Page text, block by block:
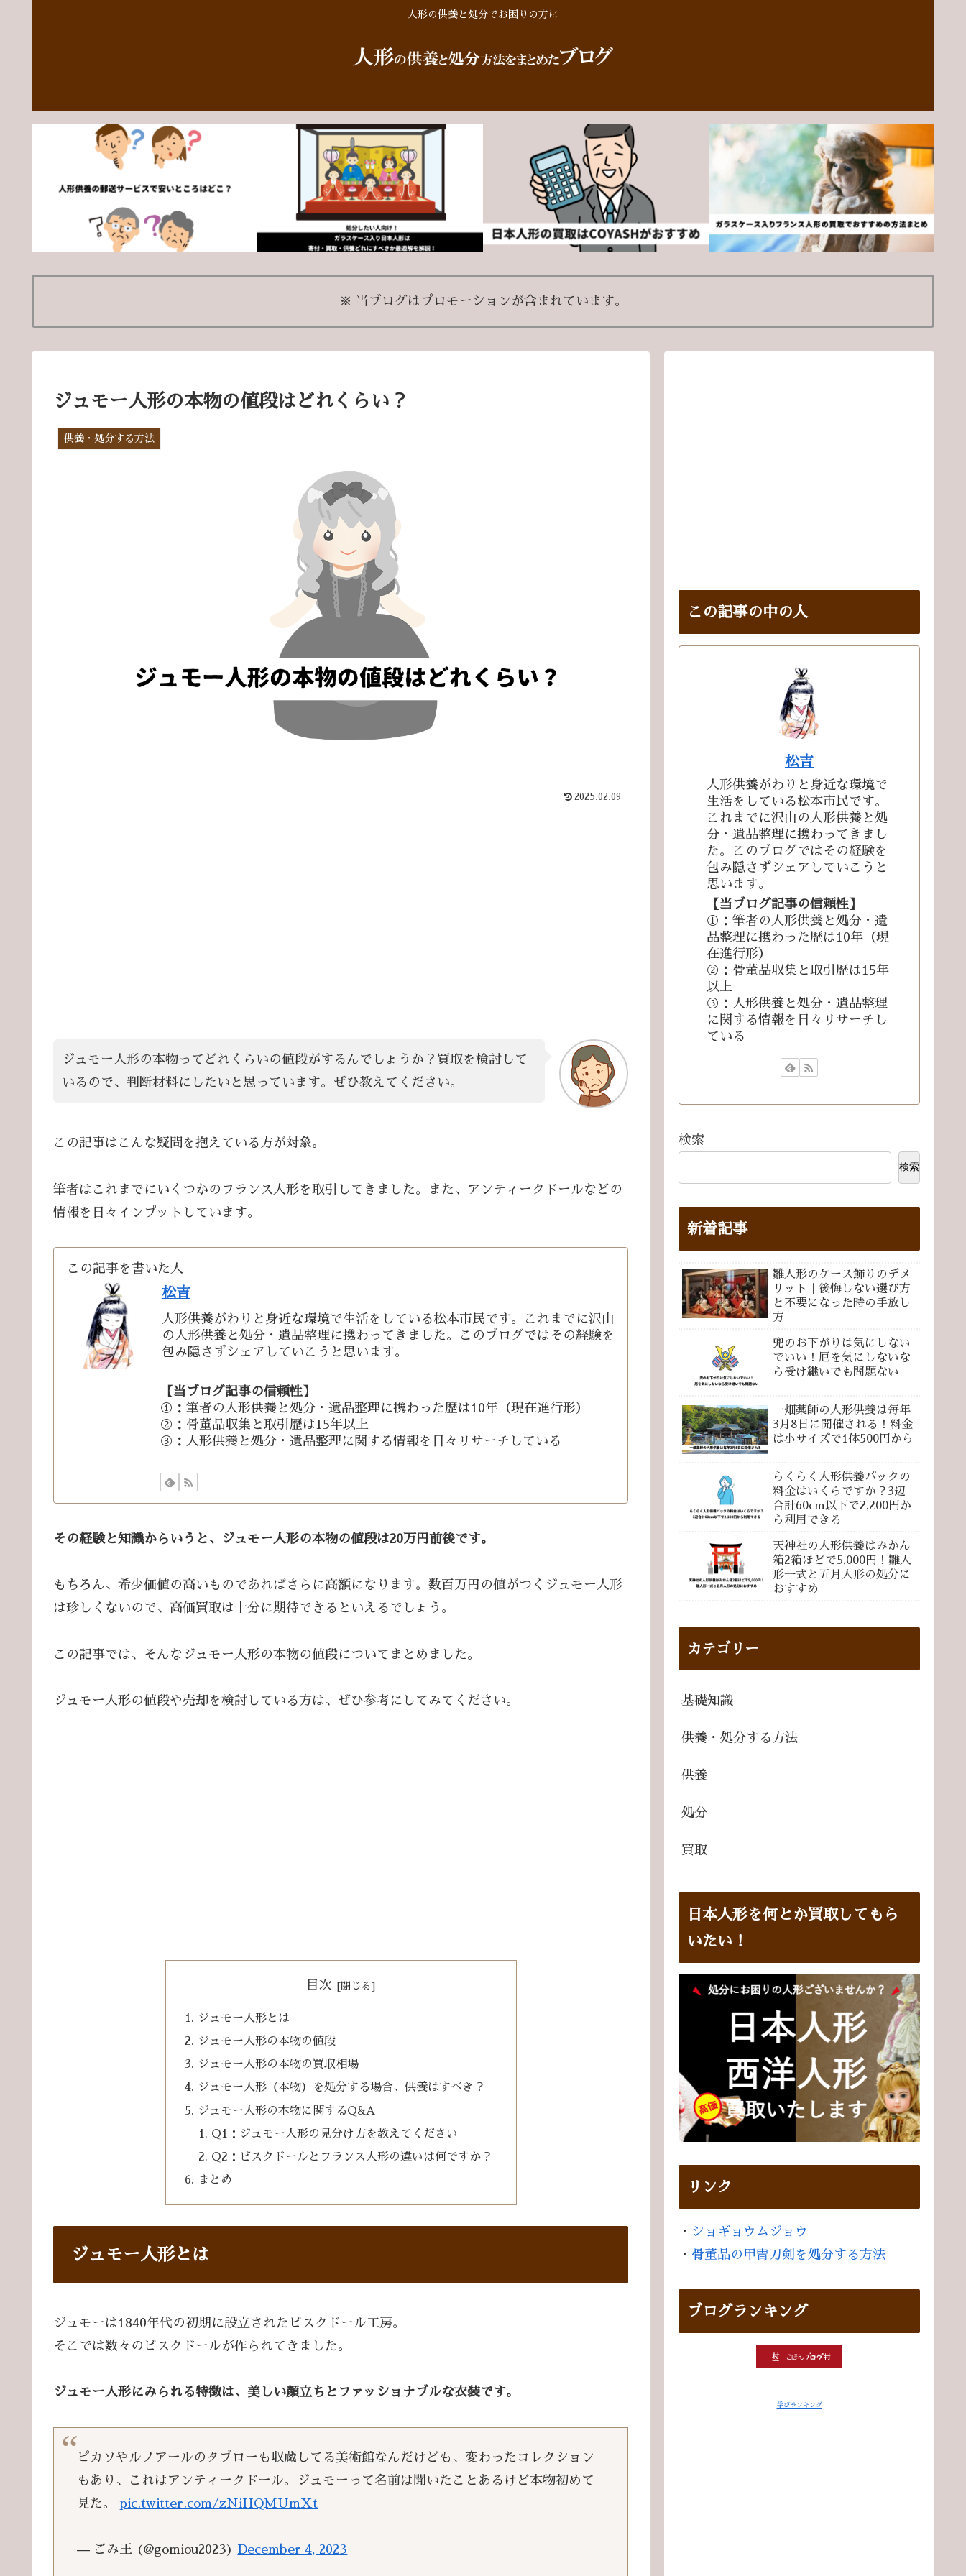
人形の供養と処分でお困りの方に
※ 当ブログはプロモーションが含まれています。
ジュモー人形の本物の値段はどれくらい？
供養・処分する方法
2025.02.09
ジュモー人形の本物ってどれくらいの値段がするんでしょうか？買取を検討して
いるので、判断材料にしたいと思っています。ぜひ教えてください。
この記事はこんな疑問を抱えている方が対象。
筆者はこれまでにいくつかのフランス人形を取引してきました。また、アンティークドールなどの
情報を日々インプットしています。
この記事を書いた人
松吉
人形供養がわりと身近な環境で生活をしている松本市民です。これまでに沢山
の人形供養と処分・遺品整理に携わってきました。このブログではその経験を
包み隠さずシェアしていこうと思います。
【当ブログ記事の信頼性】
①：筆者の人形供養と処分・遺品整理に携わった歴は10年（現在進行形）
②：骨董品収集と取引歴は15年以上
③：人形供養と処分・遺品整理に関する情報を日々リサーチしている
その経験と知識からいうと、ジュモー人形の本物の値段は20万円前後です。
もちろん、希少価値の高いものであればさらに高額になります。数百万円の値がつくジュモー人形
は珍しくないので、高価買取は十分に期待できるといえるでしょう。
この記事では、そんなジュモー人形の本物の値段についてまとめました。
ジュモー人形の値段や売却を検討している方は、ぜひ参考にしてみてください。
目次
ジュモー人形とは
ジュモー人形の本物の値段
ジュモー人形の本物の買取相場
ジュモー人形（本物）を処分する場合、供養はすべき？
ジュモー人形の本物に関するQ&A
Q1：ジュモー人形の見分け方を教えてください
Q2：ビスクドールとフランス人形の違いは何ですか？
まとめ
ジュモー人形とは
ジュモーは1840年代の初期に設立されたビスクドール工房。
そこでは数々のビスクドールが作られてきました。
ジュモー人形にみられる特徴は、美しい顔立ちとファッショナブルな衣装です。
ピカソやルノアールのタブローも収蔵してる美術館なんだけども、変わったコレクション
もあり、これはアンティークドール。ジュモーって名前は聞いたことあるけど本物初めて
見た。 pic.twitter.com/zNiHQMUmXt
— ごみ王 (@gomiou2023) December 4, 2023
この記事の中の人
松吉
人形供養がわりと身近な環境で
生活をしている松本市民です。
これまでに沢山の人形供養と処
分・遺品整理に携わってきまし
た。このブログではその経験を
包み隠さずシェアしていこうと
思います。
【当ブログ記事の信頼性】
①：筆者の人形供養と処分・遺
品整理に携わった歴は10年（現
在進行形）
②：骨董品収集と取引歴は15年
以上
③：人形供養と処分・遺品整理
に関する情報を日々リサーチし
ている
検索
検索
新着記事
雛人形のケース飾りのデメ
リット｜後悔しない選び方
と不要になった時の手放し
方
兜のお下がりは気にしない
でいい！厄を気にしないな
ら受け継いでも問題ない
一畑薬師の人形供養は毎年
3月8日に開催される！料金
は小サイズで1体500円から
らくらく人形供養パックの
料金はいくらですか？3辺
合計60cm以下で2,200円か
ら利用できる
天神社の人形供養はみかん
箱2箱ほどで5,000円！雛人
形一式と五月人形の処分に
おすすめ
カテゴリー
基礎知識
供養・処分する方法
供養
処分
買取
日本人形を何とか買取してもら
いたい！
リンク
・ ショギョウムジョウ
・ 骨董品の甲冑刀剣を処分する方法
ブログランキング
学びランキング